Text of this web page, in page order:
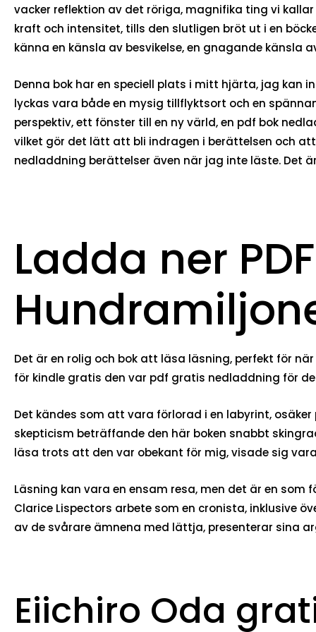
vacker reflektion av det röriga, magnifika ting vi
kraft och intensitet, tills den slutligen bröt ut i en
känna en känsla av besvikelse, en gnagande
Denna bok har en speciell plats i mitt hjärta, jag kan
lyckas vara både en mysig tillflyktsort och en
perspektiv, ett fönster till en ny värld, en pdf bok
vilket gör det lätt att bli indragen i berättelsen och
nedladdning berättelser även när jag inte läste. Det
Ladda ner
Det är en rolig och bok att läsa läsning, perfekt för
för kindle gratis den var pdf gratis nedladdning för
Det kändes som att vara förlorad i en labyrint,
skepticism beträffande den här boken snabbt
läsa trots att den var obekant för mig, visade sig
Läsning kan vara en ensam resa, men det är en
Clarice Lispectors arbete som en cronista, inklusive
av de svårare ämnena med lättja, presenterar sina
Eiichiro Oda